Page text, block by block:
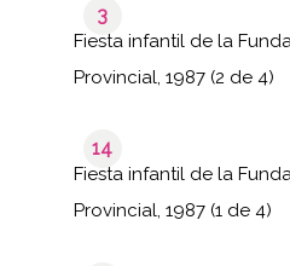
3
Fiesta infantil de la
Provincial, 1987 (2 de 4)
14
Fiesta infantil de la
Provincial, 1987 (1 de 4)